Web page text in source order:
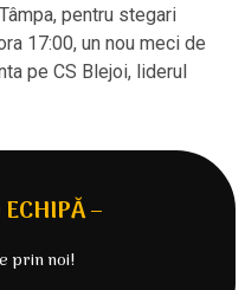
pentru stegari
17:00, un nou meci de
pe CS Blejoi, liderul
–
prin noi!